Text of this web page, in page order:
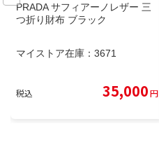
PRADA サフィアーノレザー 三
つ折り財布 ブラック
マイストア在庫： 3671
税込 35,000円